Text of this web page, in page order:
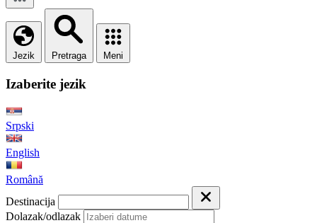
Jezik Pretraga Meni
Izaberite jezik
Srpski
English
Română
Destinacija
Dolazak/odlazak